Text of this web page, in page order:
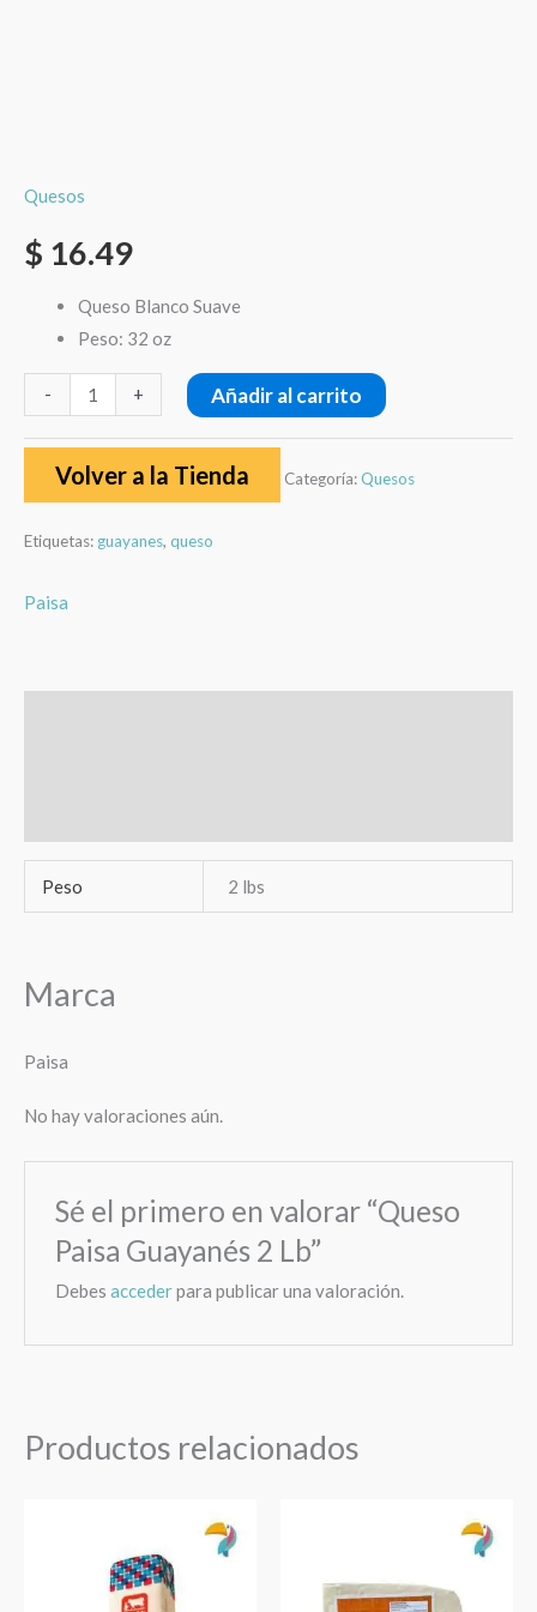
Quesos
$ 16.49
Queso Blanco Suave
Peso: 32 oz
- + Añadir al carrito
Volver a la Tienda Categoría:Quesos
Etiquetas: guayanes, queso
Paisa
Peso 2 lbs
Marca
Paisa
No hay valoraciones aún.
Sé el primero en valorar “Queso
Paisa Guayanés 2 Lb”
Debesaccederpara publicar una valoración.
Productos relacionados
Blanco
Duro